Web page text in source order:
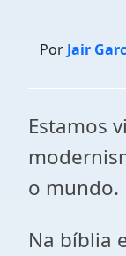
Por Jair
Estamos
o mundo.
Na bíblia